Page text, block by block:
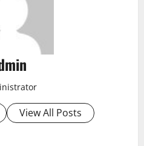
View All Posts